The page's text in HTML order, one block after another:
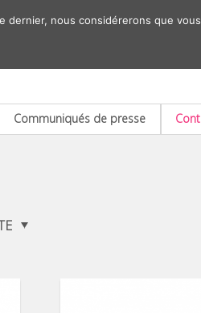
Communiqués de presse
nous considérerons que